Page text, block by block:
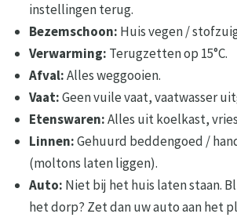
instellingen terug.
Bezemschoon: Huis vegen /
Verwarming: Terugzetten op 15°C.
Afval:Alles weggooien.
Vaat:Geen vuile vaat, vaatwasser
Etenswaren:Alles uit koelkast,
Linnen:Gehuurd beddengoed /
(moltons laten liggen).
Auto: Niet bij het huis laten staan.
het dorp? Zet dan uw auto aan het